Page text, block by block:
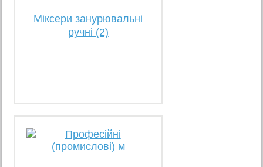
Міксери занурювальні
ручні (2)